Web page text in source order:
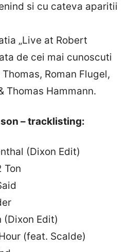
si cu cateva aparitii
„Live at Robert
de cei mai cunoscuti
Roman Flugel,
Thomas Hammann.
– tracklisting:
(Dixon Edit)
Ton
(Dixon Edit)
(feat. Scalde)